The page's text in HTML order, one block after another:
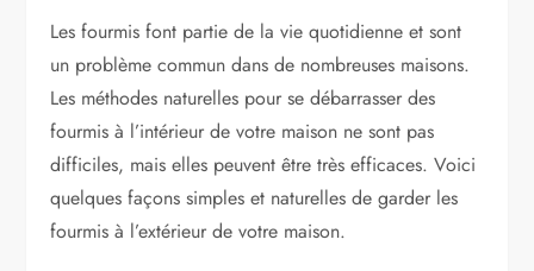
Les fourmis font partie de la vie quotidienne et sont
un problème commun dans de nombreuses maisons.
Les méthodes naturelles pour se débarrasser des
fourmis à l’intérieur de votre maison ne sont pas
difficiles, mais elles peuvent être très efficaces. Voici
quelques façons simples et naturelles de garder les
fourmis à l’extérieur de votre maison.